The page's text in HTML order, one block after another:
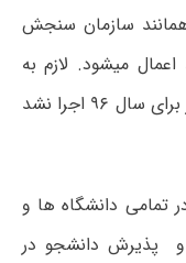
سازمان سنجش
میشود. لازم به
توضیح است طبق مصوبه مذکور، این امر برای سال ۹۶ اجرا نشد
تمامی دانشگاه ها و
پذیرش دانشجو در